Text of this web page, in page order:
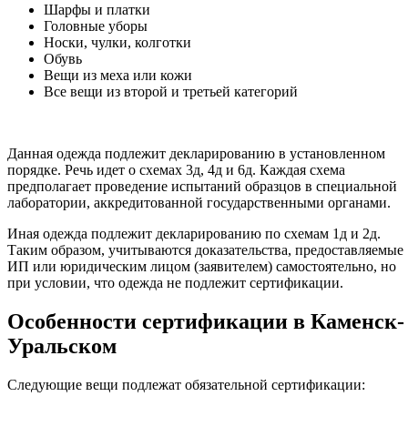
Шарфы и платки
Головные уборы
Носки, чулки, колготки
Обувь
Вещи из меха или кожи
Все вещи из второй и третьей категорий
Данная одежда подлежит декларированию в установленном
порядке. Речь идет о схемах 3д, 4д и 6д. Каждая схема
предполагает проведение испытаний образцов в специальной
лаборатории, аккредитованной государственными органами.
Иная одежда подлежит декларированию по схемам 1д и 2д.
Таким образом, учитываются доказательства, предоставляемые
ИП или юридическим лицом (заявителем) самостоятельно, но
при условии, что одежда не подлежит сертификации.
Особенности сертификации в Каменск-
Уральском
Следующие вещи подлежат обязательной сертификации: